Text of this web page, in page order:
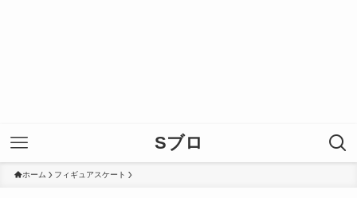
Sブロ
ホーム フィギュアスケート